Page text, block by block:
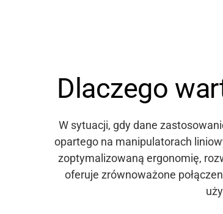
Dlaczego
W sytuacji, gdy dane
opartego na manipulatorach
zoptymalizowaną ergonomię,
oferuje zrównoważone